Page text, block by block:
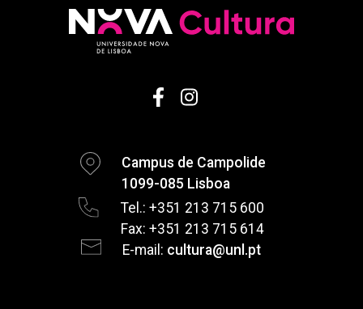
Campus de Campolide
1099-085 Lisboa
Tel.: +351 213 715 600
Fax: +351 213 715 614
E-mail: cultura@unl.pt